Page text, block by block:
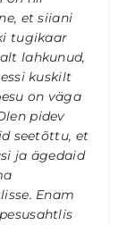
et siiani
tugikaar
lahkunud,
kuskilt
on väga
pidev
seetõttu, et
ja ägedaid
Enam